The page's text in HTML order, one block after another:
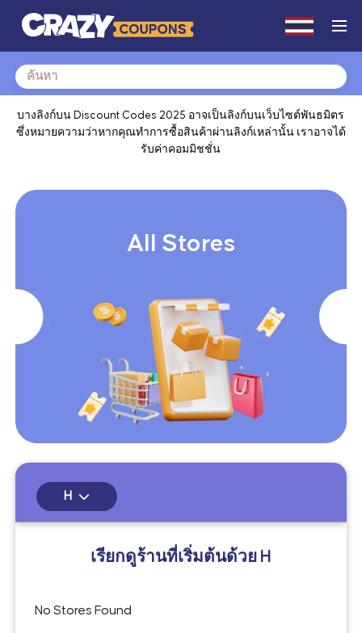
Search
for:
บางลิงก์บน Discount Codes 2025 อาจเป็นลิงก์บนเว็บไซต์พันธมิตร
ซึ่งหมายความว่าหากคุณทำการซื้อสินค้าผ่านลิงก์เหล่านั้น เราอาจได้
รับค่าคอมมิชชั่น
All Stores
H
เรียกดูร้านที่เริ่มต้นด้วย H
No Stores Found